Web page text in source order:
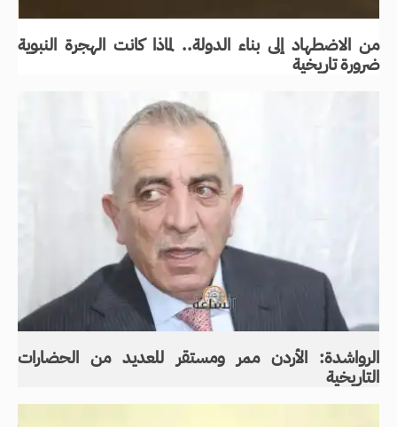
من الاضطهاد إلى بناء الدولة.. لماذا كانت الهجرة النبوية
ضرورة تاريخية
الرواشدة: الأردن ممر ومستقر للعديد من الحضارات
التاريخية